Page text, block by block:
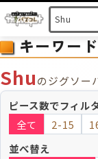
HOME
ピース数 2～15
キーワー
Shuのジグソー
ピース数でフィル
全て
2-15
並べ替え